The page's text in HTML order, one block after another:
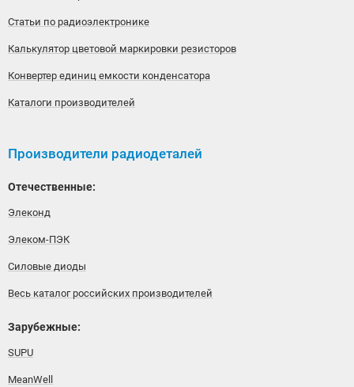
Статьи по радиоэлектронике
Калькулятор цветовой маркировки резисторов
Конвертер единиц емкости конденсатора
Каталоги производителей
Производители радиодеталей
Отечественные:
Элеконд
Элеком-ПЭК
Силовые диоды
Весь каталог российских производителей
Зарубежные:
SUPU
MeanWell